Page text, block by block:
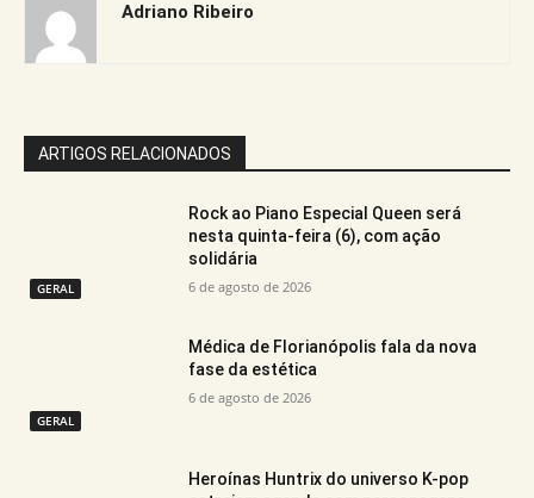
Adriano Ribeiro
ARTIGOS RELACIONADOS
GERAL
Rock ao Piano Especial Queen será
nesta quinta-feira (6), com ação
solidária
6 de agosto de 2026
GERAL
Médica de Florianópolis fala da nova
fase da estética
6 de agosto de 2026
Heroínas Huntrix do universo K-pop